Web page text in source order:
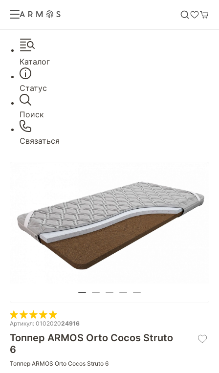
Каталог
Статус
Поиск
Связаться
Артикул: 010202024916
Топпер ARMOS Orto Cocos Struto
6
Топпер ARMOS Orto Cocos Struto 6